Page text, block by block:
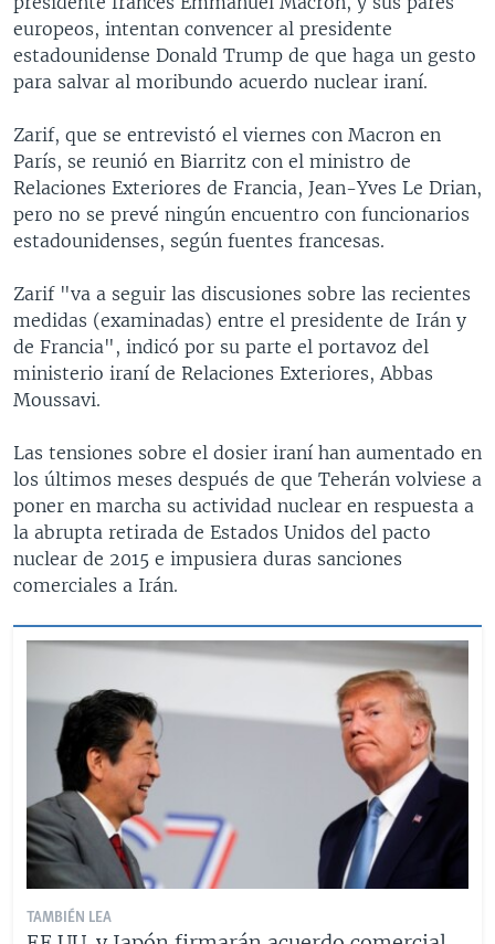
europeos, intentan convencer al presidente
estadounidense Donald Trump de que haga un gesto
para salvar al moribundo acuerdo nuclear iraní.
Zarif, que se entrevistó el viernes con Macron en
París, se reunió en Biarritz con el ministro de
Relaciones Exteriores de Francia, Jean-Yves Le Drian,
pero no se prevé ningún encuentro con funcionarios
estadounidenses, según fuentes francesas.
Zarif "va a seguir las discusiones sobre las recientes
medidas (examinadas) entre el presidente de Irán y
de Francia", indicó por su parte el portavoz del
ministerio iraní de Relaciones Exteriores, Abbas
Moussavi.
Las tensiones sobre el dosier iraní han aumentado en
los últimos meses después de que Teherán volviese a
poner en marcha su actividad nuclear en respuesta a
la abrupta retirada de Estados Unidos del pacto
nuclear de 2015 e impusiera duras sanciones
comerciales a Irán.
TAMBIÉN LEA